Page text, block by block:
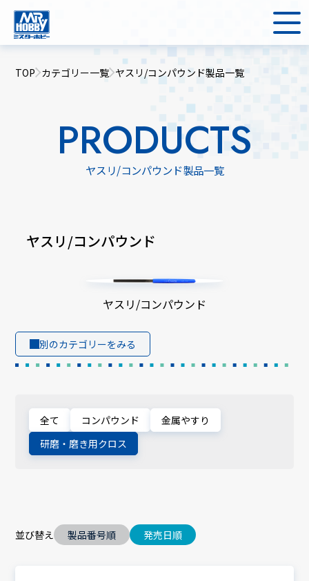
TOP カテゴリー一覧 ヤスリ/コンパウンド製品一覧
PRODUCTS
ヤスリ/コンパウンド製品一覧
ヤスリ/コンパウンド
ヤスリ/コンパウンド
別のカテゴリーをみる
全て コンパウンド
金属やすり
研磨・磨き用クロス
並び替え 製品番号順 発売日順